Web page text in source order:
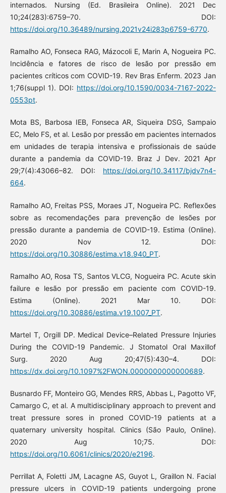
internados. Nursing (Ed. Brasileira Online). 2021 Dec
10;24(283):6759–70. DOI:
https://doi.org/10.36489/nursing.2021v24i283p6759-6770.
Ramalho AO, Fonseca RAG, Mázocoli E, Marin A, Nogueira PC.
Incidência e fatores de risco de lesão por pressão em
pacientes críticos com COVID-19. Rev Bras Enferm. 2023 Jan
1;76(suppl 1). DOI: https://doi.org/10.1590/0034-7167-2022-
0553pt.
Mota BS, Barbosa IEB, Fonseca AR, Siqueira DSG, Sampaio
EC, Melo FS, et al. Lesão por pressão em pacientes internados
em unidades de terapia intensiva e profissionais de saúde
durante a pandemia da COVID-19. Braz J Dev. 2021 Apr
29;7(4):43066–82. DOI: https://doi.org/10.34117/bjdv7n4-
664.
Ramalho AO, Freitas PSS, Moraes JT, Nogueira PC. Reflexões
sobre as recomendações para prevenção de lesões por
pressão durante a pandemia de COVID-19. Estima (Online).
2020 Nov 12. DOI:
https://doi.org/10.30886/estima.v18.940_PT.
Ramalho AO, Rosa TS, Santos VLCG, Nogueira PC. Acute skin
failure e lesão por pressão em paciente com COVID-19.
Estima (Online). 2021 Mar 10. DOI:
https://doi.org/10.30886/estima.v19.1007_PT.
Martel T, Orgill DP. Medical Device–Related Pressure Injuries
During the COVID-19 Pandemic. J Stomatol Oral Maxillof
Surg. 2020 Aug 20;47(5):430–4. DOI:
https://dx.doi.org/10.1097%2FWON.0000000000000689.
Busnardo FF, Monteiro GG, Mendes RRS, Abbas L, Pagotto VF,
Camargo C, et al. A multidisciplinary approach to prevent and
treat pressure sores in proned COVID-19 patients at a
quaternary university hospital. Clinics (São Paulo, Online).
2020 Aug 10;75. DOI:
https://doi.org/10.6061/clinics/2020/e2196.
Perrillat A, Foletti JM, Lacagne AS, Guyot L, Graillon N. Facial
pressure ulcers in COVID-19 patients undergoing prone